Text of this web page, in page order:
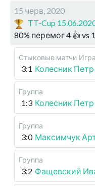
15 черв, 2020
TT-Cup
80% перемог4 👍 vs 1
Стыковые матчи
3:1 Колесник Петр
Группа
1:3 Колесник Петр
Группа
3:0 Максимчук
Группа
3:2 Фащевский